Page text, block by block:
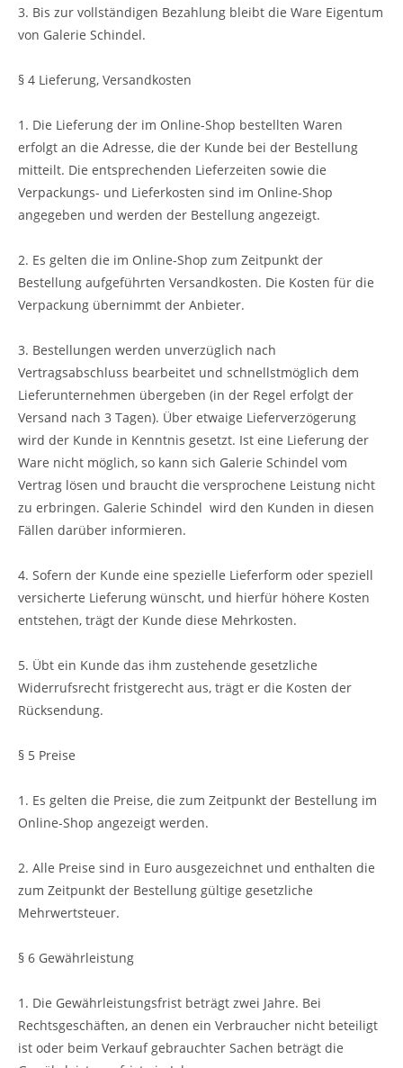
3. Bis zur vollständigen Bezahlung bleibt die Ware Eigentum
von Galerie Schindel.
§ 4 Lieferung, Versandkosten
1. Die Lieferung der im Online-Shop bestellten Waren
erfolgt an die Adresse, die der Kunde bei der Bestellung
mitteilt. Die entsprechenden Lieferzeiten sowie die
Verpackungs- und Lieferkosten sind im Online-Shop
angegeben und werden der Bestellung angezeigt.
2. Es gelten die im Online-Shop zum Zeitpunkt der
Bestellung aufgeführten Versandkosten. Die Kosten für die
Verpackung übernimmt der Anbieter.
3. Bestellungen werden unverzüglich nach
Vertragsabschluss bearbeitet und schnellstmöglich dem
Lieferunternehmen übergeben (in der Regel erfolgt der
Versand nach 3 Tagen). Über etwaige Lieferverzögerung
wird der Kunde in Kenntnis gesetzt. Ist eine Lieferung der
Ware nicht möglich, so kann sich Galerie Schindel vom
Vertrag lösen und braucht die versprochene Leistung nicht
zu erbringen. Galerie Schindel wird den Kunden in diesen
Fällen darüber informieren.
4. Sofern der Kunde eine spezielle Lieferform oder speziell
versicherte Lieferung wünscht, und hierfür höhere Kosten
entstehen, trägt der Kunde diese Mehrkosten.
5. Übt ein Kunde das ihm zustehende gesetzliche
Widerrufsrecht fristgerecht aus, trägt er die Kosten der
Rücksendung.
§ 5 Preise
1. Es gelten die Preise, die zum Zeitpunkt der Bestellung im
Online-Shop angezeigt werden.
2. Alle Preise sind in Euro ausgezeichnet und enthalten die
zum Zeitpunkt der Bestellung gültige gesetzliche
Mehrwertsteuer.
§ 6 Gewährleistung
1. Die Gewährleistungsfrist beträgt zwei Jahre. Bei
Rechtsgeschäften, an denen ein Verbraucher nicht beteiligt
ist oder beim Verkauf gebrauchter Sachen beträgt die